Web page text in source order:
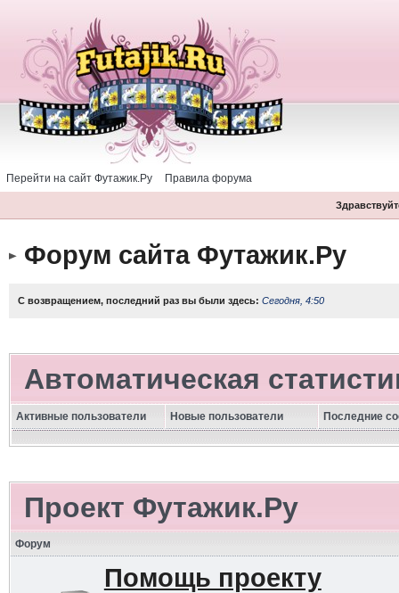
Перейти на сайт Футажик.Ру Правила форума
Форум сайта Футажик.Ру
С возвращением, последний раз вы были здесь: Сегодня, 4:50
Автоматическая
Активные пользователи Новые пользователи Последние
Проект Футажик.Ру
Форум
Помощь проекту